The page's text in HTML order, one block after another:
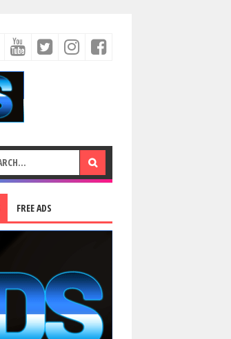
FREE ADS